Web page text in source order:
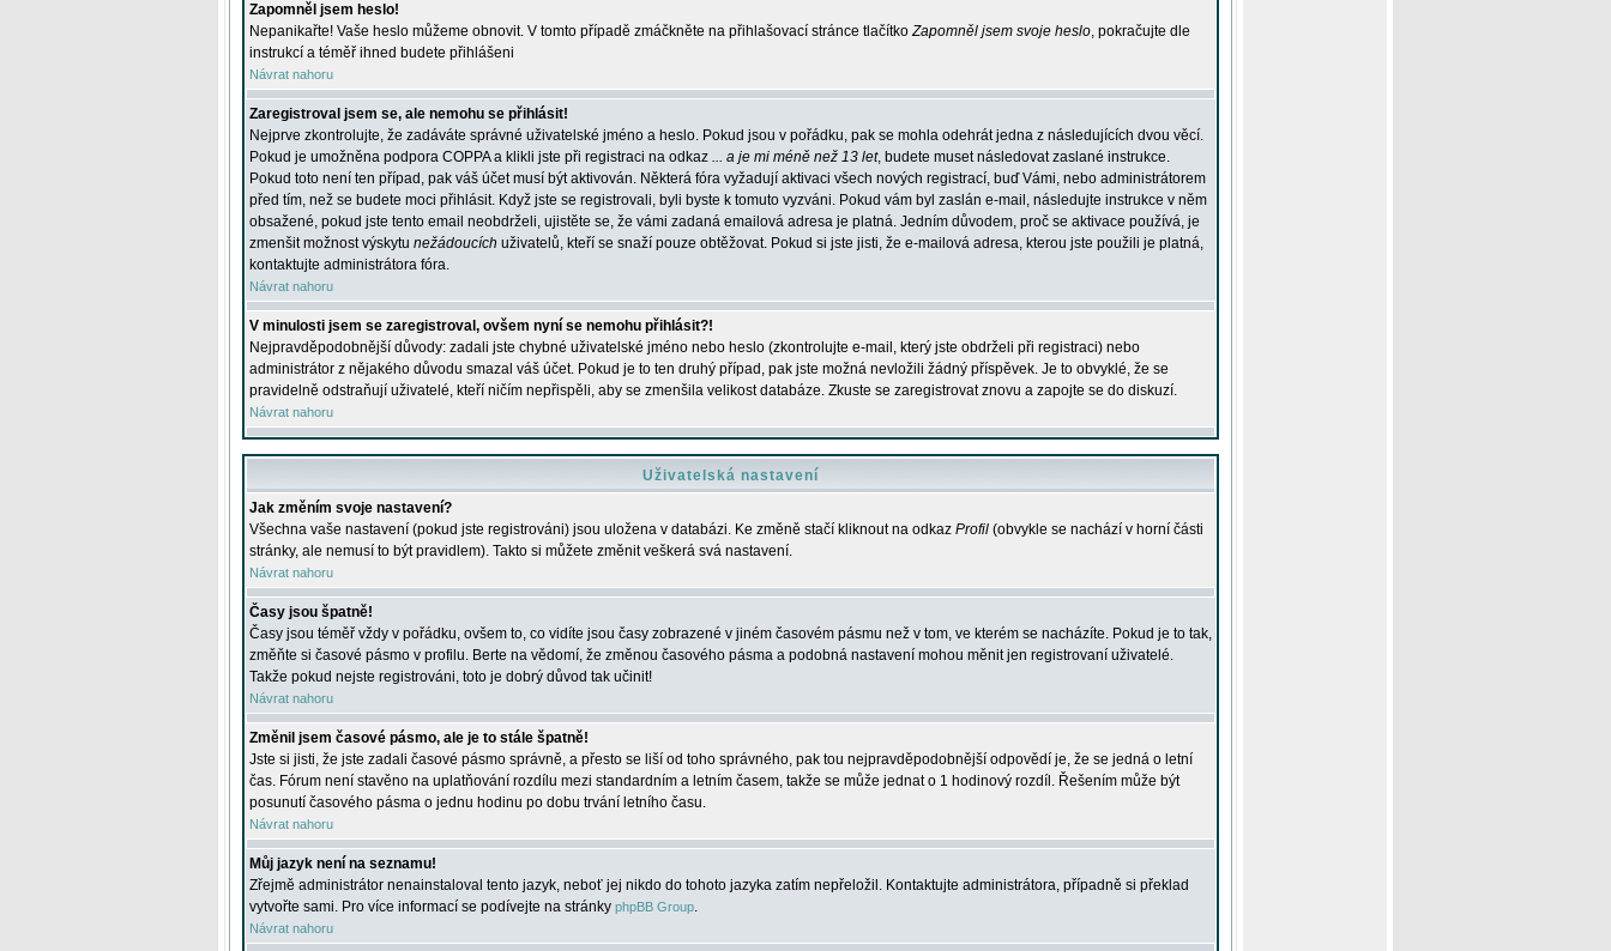
Zapomněl jsem heslo!
Nepanikařte! Vaše heslo můžeme obnovit. V tomto případě zmáčkněte na přihlašovací stránce tlačítkoZapomněl jsem svoje heslo, pokračujte dle
instrukcí a téměř ihned budete přihlášeni
Návrat nahoru
Zaregistroval jsem se, ale nemohu se přihlásit!
Nejprve zkontrolujte, že zadáváte správné uživatelské jméno a heslo. Pokud jsou v pořádku, pak se mohla odehrát jedna z následujících dvou věcí.
Pokud je umožněna podpora COPPA a klikli jste při registraci na odkaz ... a je mi méně než 13 let, budete muset následovat zaslané instrukce.
Pokud toto není ten případ, pak váš účet musí být aktivován. Některá fóra vyžadují aktivaci všech nových registrací, buď Vámi, nebo administrátorem
před tím, než se budete moci přihlásit. Když jste se registrovali, byli byste k tomuto vyzváni. Pokud vám byl zaslán e-mail, následujte instrukce v něm
obsažené, pokud jste tento email neobdrželi, ujistěte se, že vámi zadaná emailová adresa je platná. Jedním důvodem, proč se aktivace používá, je
zmenšit možnost výskytu nežádoucích uživatelů, kteří se snaží pouze obtěžovat. Pokud si jste jisti, že e-mailová adresa, kterou jste použili je platná,
kontaktujte administrátora fóra.
Návrat nahoru
V minulosti jsem se zaregistroval, ovšem nyní se nemohu přihlásit?!
Nejpravděpodobnější důvody: zadali jste chybné uživatelské jméno nebo heslo (zkontrolujte e-mail, který jste obdrželi při registraci) nebo
administrátor z nějakého důvodu smazal váš účet. Pokud je to ten druhý případ, pak jste možná nevložili žádný příspěvek. Je to obvyklé, že se
pravidelně odstraňují uživatelé, kteří ničím nepřispěli, aby se zmenšila velikost databáze. Zkuste se zaregistrovat znovu a zapojte se do diskuzí.
Návrat nahoru
Uživatelská nastavení
Jak změním svoje nastavení?
Všechna vaše nastavení (pokud jste registrováni) jsou uložena v databázi. Ke změně stačí kliknout na odkaz Profil (obvykle se nachází v horní části
stránky, ale nemusí to být pravidlem). Takto si můžete změnit veškerá svá nastavení.
Návrat nahoru
Časy jsou špatně!
Časy jsou téměř vždy v pořádku, ovšem to, co vidíte jsou časy zobrazené v jiném časovém pásmu než v tom, ve kterém se nacházíte. Pokud je to tak,
změňte si časové pásmo v profilu. Berte na vědomí, že změnou časového pásma a podobná nastavení mohou měnit jen registrovaní uživatelé.
Takže pokud nejste registrováni, toto je dobrý důvod tak učinit!
Návrat nahoru
Změnil jsem časové pásmo, ale je to stále špatně!
Jste si jisti, že jste zadali časové pásmo správně, a přesto se liší od toho správného, pak tou nejpravděpodobnější odpovědí je, že se jedná o letní
čas. Fórum není stavěno na uplatňování rozdílu mezi standardním a letním časem, takže se může jednat o 1 hodinový rozdíl. Řešením může být
posunutí časového pásma o jednu hodinu po dobu trvání letního času.
Návrat nahoru
Můj jazyk není na seznamu!
Zřejmě administrátor nenainstaloval tento jazyk, neboť jej nikdo do tohoto jazyka zatím nepřeložil. Kontaktujte administrátora, případně si překlad
vytvořte sami. Pro více informací se podívejte na stránky phpBB Group.
Návrat nahoru